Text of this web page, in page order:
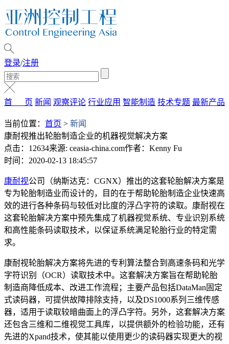
登录/注册
首 页 新闻 观察评论 行业应用 智能制造 技术专题 最新产品
当前位置： 首页 > 新闻
康耐视推出轮胎制造企业的机器视觉解决方案
点击：12634来源: ceasia-china.com作者：Kenny Fu
时间：2020-02-13 18:45:57
康耐视公司（纳斯达克：CGNX）推出的这套轮胎解决方案是
专为轮胎制造业而设计的，目的在于帮助轮胎制造企业快速高
效的进行各种条码与较低对比度的浮凸字符的读取。康耐视在
这套轮胎解决方案中预先集成了机器视觉系统、专业识别系统
和高性能条码读取技术，以保证系统满足轮胎行业的特定需
求。
康耐视轮胎解决方案将先进的专利算法整合到高速条码和光学
字符识别（OCR）读取技术中。这套解决方案旨在帮助轮胎
制造商降低成本、改进工作流程；主要产品包括DataMan固定
式读码器，可提供故障排除支持，以及DS1000系列三维传感
器，适用于读取较暗曲面上的浮凸字符。另外，这套解决方案
还包含三维和二维视觉工具库，以提供额外的检验功能，还有
先进的Xpand技术，使其能以使用更少的读码器实现更大的视